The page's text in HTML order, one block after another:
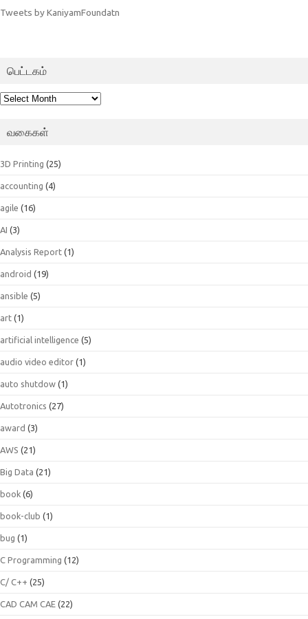
Tweets by KaniyamFoundatn
பெட்டகம்
பெட்டகம்
வகைகள்
3D Printing (25)
accounting (4)
agile (16)
AI (3)
Analysis Report (1)
android (19)
ansible (5)
art (1)
artificial intelligence (5)
audio video editor (1)
auto shutdow (1)
Autotronics (27)
award (3)
AWS (21)
Big Data (21)
book (6)
book-club (1)
bug (1)
C Programming (12)
C/ C++ (25)
CAD CAM CAE (22)